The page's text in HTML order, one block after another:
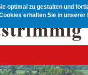
optimal zu gestalten und
erhalten Sie in